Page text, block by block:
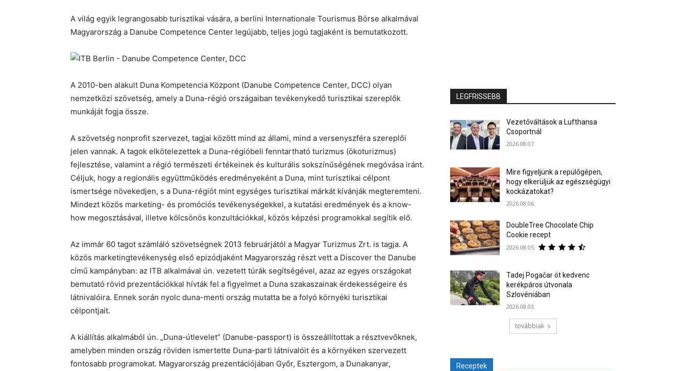
A világ egyik legrangosabb turisztikai vására, a berlini Internationale Tourismus Börse alkalmával
Magyarország a Danube Competence Center legújabb, teljes jogú tagjaként is bemutatkozott.
A 2010-ben alakult Duna Kompetencia Központ (Danube Competence Center, DCC) olyan
nemzetközi szövetség, amely a Duna-régió országaiban tevékenykedő turisztikai szereplők
munkáját fogja össze.
A szövetség nonprofit szervezet, tagjai között mind az állami, mind a versenyszféra szereplői
jelen vannak. A tagok elkötelezettek a Duna-régióbeli fenntartható turizmus (ökoturizmus)
fejlesztése, valamint a régió természeti értékeinek és kulturális sokszínűségének megóvása iránt.
Céljuk, hogy a regionális együttműködés eredményeként a Duna, mint turisztikai célpont
ismertsége növekedjen, s a Duna-régiót mint egységes turisztikai márkát kívánják megteremteni.
Mindezt közös marketing- és promóciós tevékenységekkel, a kutatási eredmények és a know-
how megosztásával, illetve kölcsönös konzultációkkal, közös képzési programokkal segítik elő.
Az immár 60 tagot számláló szövetségnek 2013 februárjától a Magyar Turizmus Zrt. is tagja. A
közös marketingtevékenység első epizódjaként Magyarország részt vett a Discover the Danube
című kampányban: az ITB alkalmával ún. vezetett túrák segítségével, azaz az egyes országokat
bemutató rövid prezentációkkal hívták fel a figyelmet a Duna szakaszainak érdekességeire és
látnivalóira. Ennek során nyolc duna-menti ország mutatta be a folyó környéki turisztikai
célpontjait.
A kiállítás alkalmából ún. „Duna-útlevelet” (Danube-passport) is összeállítottak a résztvevőknek,
amelyben minden ország röviden ismertette Duna-parti látnivalóit és a környéken szervezett
fontosabb programokat. Magyarország prezentációjában Győr, Esztergom, a Dunakanyar,
LEGFRISSEBB
Vezetőváltások a Lufthansa
Csoportnál
2026.08.07.
Mire figyeljünk a repülőgépen,
hogy elkerüljük az egészségügyi
kockázatokat?
2026.08.06.
DoubleTree Chocolate Chip
Cookie recept
2026.08.05.
Tadej Pogačar öt kedvenc
kerékpáros útvonala
Szlovéniában
2026.08.03.
továbbiak
Receptek